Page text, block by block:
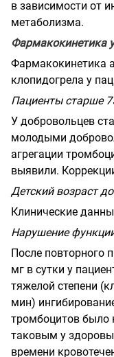
в зависимости от
метаболизма.
Фармакокинетика
Фармакокинетика
клопидогрела у
Пациенты старше
У добровольцев
молодыми
агрегации
выявили.
Детский возраст
Клинические
Нарушение
После повторного
мг в сутки у
тяжелой степени
мин)
тромбоцитов было
таковым у
времени